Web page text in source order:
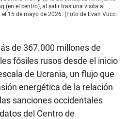
(en el centro), al salir tras una visita al
15 de mayo de 2026. (Foto de Evan Vucci
de 367.000 millones de
fósiles rusos desde el inicio
de Ucrania, un flujo que
energética de la relación
sanciones occidentales
del Centro de